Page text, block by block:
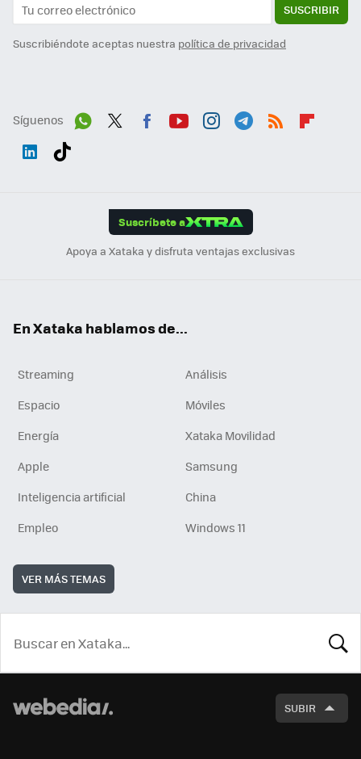
SUSCRIBIR
Suscribiéndote aceptas nuestra política de privacidad
Síguenos
Suscríbete a
Apoya a Xataka y disfruta ventajas exclusivas
En Xataka hablamos de...
Streaming
Análisis
Espacio
Móviles
Energía
Xataka Movilidad
Apple
Samsung
Inteligencia artificial
China
Empleo
Windows 11
VER MÁS TEMAS
SUBIR